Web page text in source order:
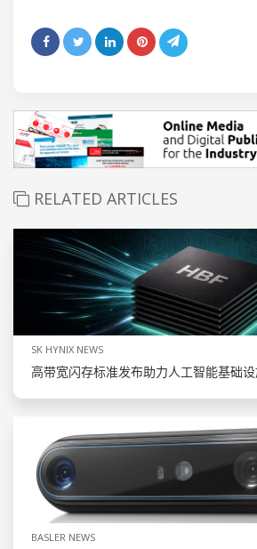
RELATED ARTICLES
SK HYNIX NEWS
高带宽闪存标准发布助力人工智能基础
BASLER NEWS